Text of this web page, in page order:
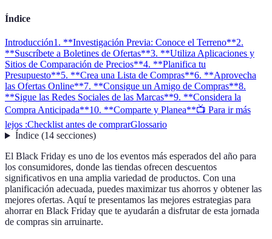
Índice
Introducción1. **Investigación Previa: Conoce el Terreno**2.
**Suscríbete a Boletines de Ofertas**3. **Utiliza Aplicaciones y
Sitios de Comparación de Precios**4. **Planifica tu
Presupuesto**5. **Crea una Lista de Compras**6. **Aprovecha
las Ofertas Online**7. **Consigue un Amigo de Compras**8.
**Sigue las Redes Sociales de las Marcas**9. **Considera la
Compra Anticipada**10. **Comparte y Planea**📺 Para ir más
lejos :Checklist antes de comprarGlossario
Índice(14 secciones)
El Black Friday es uno de los eventos más esperados del año para
los consumidores, donde las tiendas ofrecen descuentos
significativos en una amplia variedad de productos. Con una
planificación adecuada, puedes maximizar tus ahorros y obtener las
mejores ofertas. Aquí te presentamos las mejores estrategias para
ahorrar en Black Friday que te ayudarán a disfrutar de esta jornada
de compras sin arruinarte.